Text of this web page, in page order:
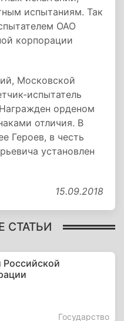
испытаниям. Так
ОАО
корпорации
Московской
испытатель
орденом
отличия. В
Героев, в честь
установлен
15.09.2018
СТАТЬИ
Российской
Государство